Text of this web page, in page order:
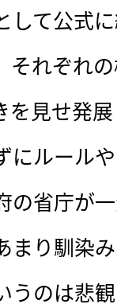
して公式
それぞれ
を見せ発
にルール
の省庁が
まり馴染
うのは悲